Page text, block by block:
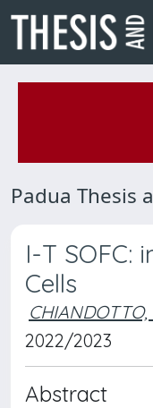
Padua Thesis
I-T SOFC:
Cells
2022/2023
Abstract